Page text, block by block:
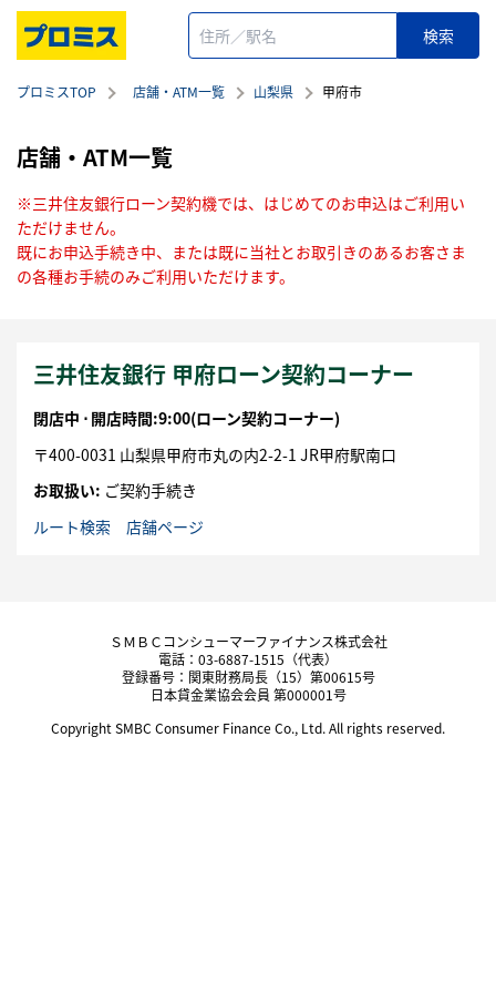
プロミスTOP 店舗・ATM一覧 山梨県 甲府市
店舗・ATM一覧
※三井住友銀行ローン契約機では、はじめてのお申込はご利用い
ただけません。
既にお申込手続き中、または既に当社とお取引きのあるお客さま
の各種お手続のみご利用いただけます。
三井住友銀行 甲府ローン契約コーナー
閉店中 ⋅ 開店時間:9:00(ローン契約コーナー)
〒400-0031 山梨県甲府市丸の内2-2-1 JR甲府駅南口
お取扱い: ご契約手続き
ルート検索
店舗ページ
ＳＭＢＣコンシューマーファイナンス株式会社
電話：03-6887-1515（代表）
登録番号：関東財務局長（15）第00615号
日本貸金業協会会員 第000001号
Copyright SMBC Consumer Finance Co., Ltd. All rights reserved.